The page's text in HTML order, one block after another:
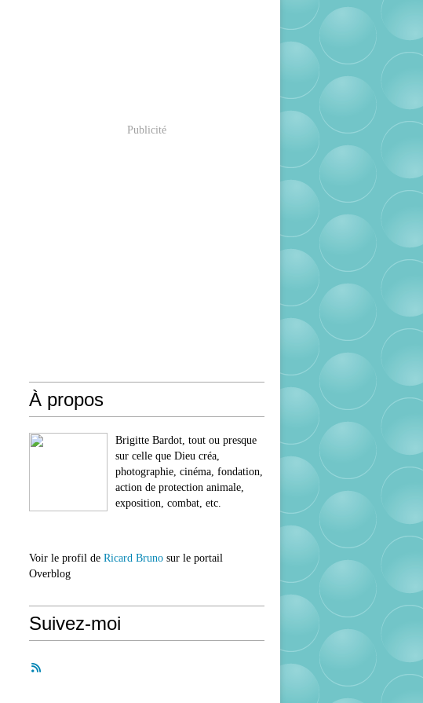
Publicité
À propos
Brigitte Bardot, tout ou presque
sur celle que Dieu créa,
photographie, cinéma, fondation,
action de protection animale,
exposition, combat, etc.
Voir le profil de Ricard Bruno sur le portail
Overblog
Suivez-moi